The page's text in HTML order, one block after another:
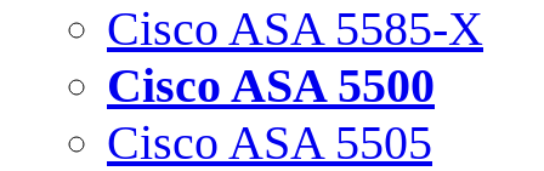
Cisco ASA 5585-X
Cisco ASA 5500
Cisco ASA 5505